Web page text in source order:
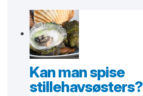
Kan man spise
stillehavsøsters?